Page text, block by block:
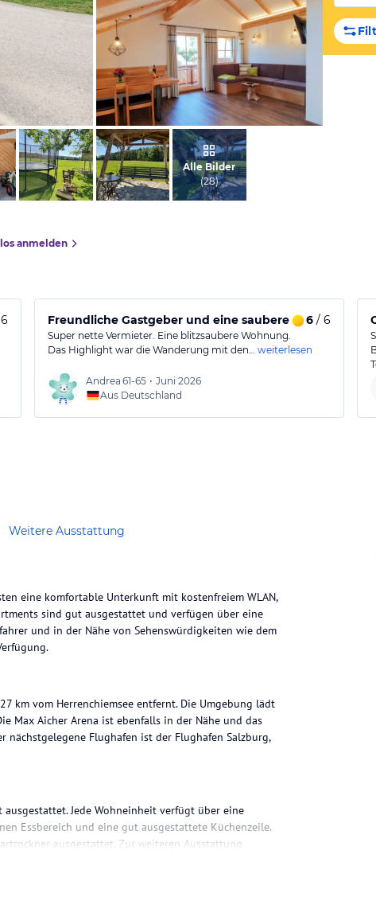
vom Hotelier, März 2021
vom Hotelier, Juni 2021
Alle Bilder
(28)
anmelden
Freundliche Gastgeber und eine saubere Unterkunft
6/ 6
Super nette Vermieter. Eine blitzsaubere Wohnung.
Das Highlight war die Wanderung mit den… weiterlesen
Andrea 61-65 • Juni 2026
Aus Deutschland
Weitere Ausstattung
eine komfortable Unterkunft mit kostenfreiem WLAN,
sind gut ausgestattet und verfügen über eine
und in der Nähe von Sehenswürdigkeiten wie dem
km vom Herrenchiemsee entfernt. Die Umgebung lädt
Max Aicher Arena ist ebenfalls in der Nähe und das
nächstgelegene Flughafen ist der Flughafen Salzburg,
Jede Wohneinheit verfügt über eine
Essbereich und eine gut ausgestattete Küchenzeile.
ausgestattet. Zur weiteren Ausstattung
Kaffeemaschine und ein Wasserkocher.